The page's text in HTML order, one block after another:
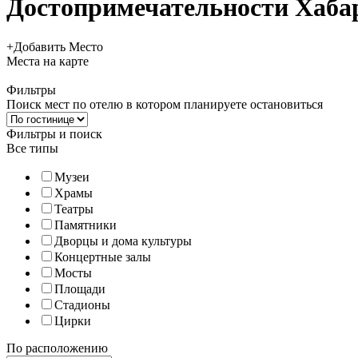
Достопримечательности
+Добавить Место
Места на карте
Фильтры
Поиск мест по отелю в котором планируете остановиться
Фильтры и поиск
Все типы
Музеи
Храмы
Театры
Памятники
Дворцы и дома культуры
Концертные залы
Мосты
Площади
Стадионы
Цирки
По расположению